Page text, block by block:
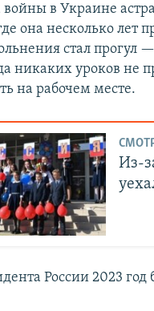
войны в Украине
она несколько лет
стал прогул
никаких уроков не
на рабочем месте.
Из-
России 2023